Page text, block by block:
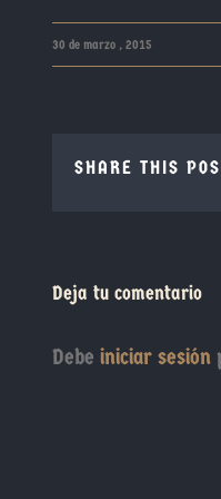
30 de marzo , 2015
SHARE THIS
Deja tu comentario
Debe iniciar sesión